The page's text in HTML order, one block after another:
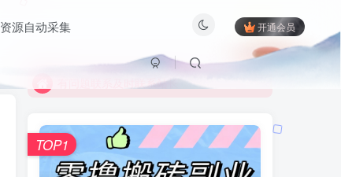
资源自动采集 开通会员
有问题联系及时联系站长
限时活动；目前月卡只需6.8元
有问题联系及时联系站长
TOP1